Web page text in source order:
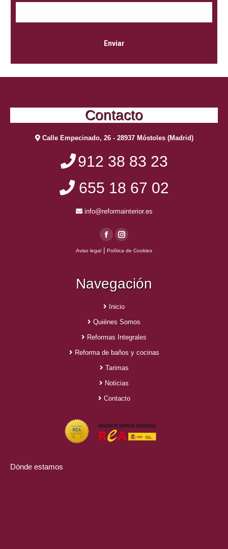
Contacto
Calle Empecinado, 26 - 28937 Móstoles (Madrid)
912 38 83 23
655 18 67 02
info@reformainterior.es
Facebook
page
in
new
window
Instagram
page
in
window
Aviso legal Política de Cookies
Navegación
Inicio
Quiénes Somos
Reformas Integrales
Reforma de baños y cocinas
Tarimas
Noticias
Contacto
Dónde estamos